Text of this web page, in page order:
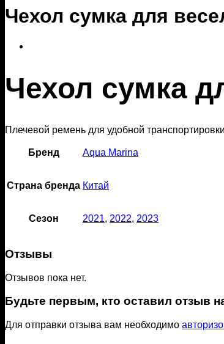
Чехол сумка для
Чехол сумка
Плечевой ремень для удобной
Бренд Aqua Marina
Страна бренда Китай
Сезон 2021, 2022, 2023
Отзывы
Отзывов пока нет.
Будьте первым, кто оставил отзыв
Для отправки отзыва вам необходимо